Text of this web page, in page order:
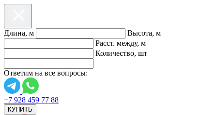
Длина, м
Высота, м
Расст. между, м
Количество, шт
Ответим на все вопросы:
+7 928 459 77 88
КУПИТЬ